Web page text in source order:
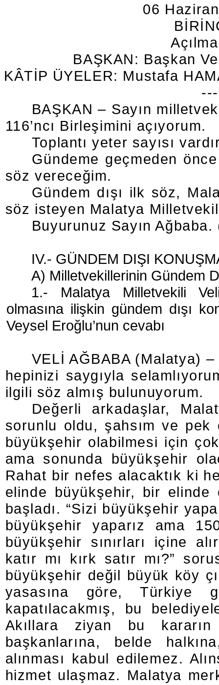
06
BAŞKAN: Başkan
KÂTİP ÜYELER: Mustafa
BAŞKAN – Sayın
116’ncı Birleşimini açıyorum.
Toplantı yeter sayısı
Gündeme geçmeden
söz vereceğim.
Gündem dışı ilk söz,
söz isteyen Malatya
Buyurunuz Sayın Ağbaba.
IV.- GÜNDEM DIŞI
A) Milletvekillerinin Gündem
1.- Malatya Milletvekili Veli
olmasına ilişkin gündem dışı
Veysel Eroğlu’nun cevabı
VELİ AĞBABA (Malatya)
hepinizi saygıyla
ilgili söz almış bulunuyorum.
Değerli arkadaşlar,
sorunlu oldu, şahsım ve pek
büyükşehir olabilmesi için
ama sonunda büyükşehir
Rahat bir nefes alacaktık ki
elinde büyükşehir, bir elinde
başladı. “Sizi büyükşehir
büyükşehir yaparız ama
büyükşehir sınırları içine
katır mı kırk satır mı?”
büyükşehir değil büyük köy
yasasına göre, Türkiye
kapatılacakmış, bu
Akıllara ziyan bu
başkanlarına, belde
alınması kabul edilemez.
hizmet ulaşmaz. Malatya